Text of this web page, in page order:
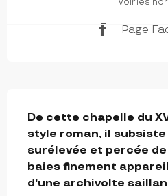
Voir les
Page
De cette chapelle du
style roman, il
surélevée et percée
baies finement
d'une archivolte